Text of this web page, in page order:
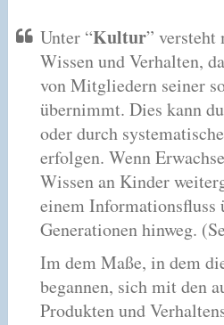
Unter “Kultur” versteht
Wissen und Verhalten,
von Mitgliedern seiner
übernimmt. Dies kann
oder durch
erfolgen. Wenn
Wissen an Kinder
einem Informationsfluss
Generationen hinweg.
Im dem Maße, in dem
begannen, sich mit den
Produkten und